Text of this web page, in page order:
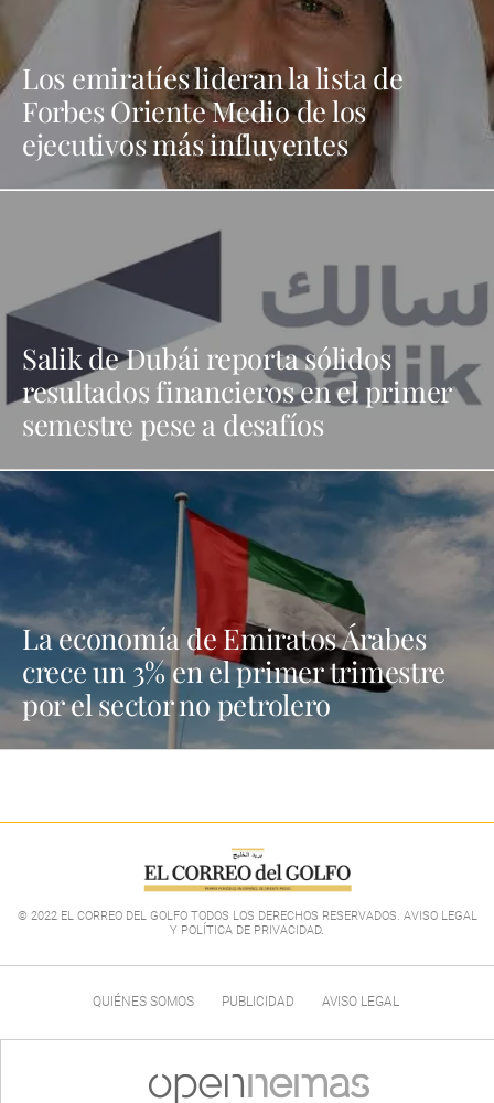
Los emiratíes lideran la lista de
Forbes Oriente Medio de los
ejecutivos más influyentes
Salik de Dubái reporta sólidos
resultados financieros en el primer
semestre pese a desafíos
La economía de Emiratos Árabes
crece un 3% en el primer trimestre
por el sector no petrolero
© 2022 EL CORREO DEL GOLFO TODOS LOS DERECHOS RESERVADOS. AVISO LEGAL
Y POLÍTICA DE PRIVACIDAD.
QUIÉNES SOMOS PUBLICIDAD AVISO LEGAL